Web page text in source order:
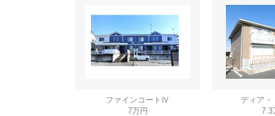
ファインコートⅣ
7万円
ディア・
7.3